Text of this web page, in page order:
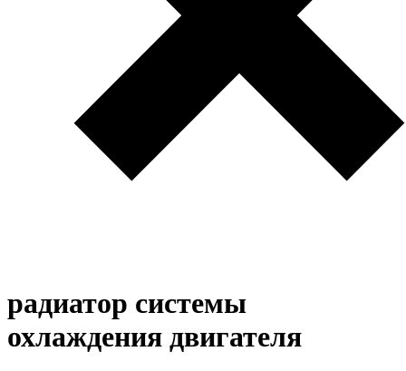
радиатор системы
охлаждения двигателя